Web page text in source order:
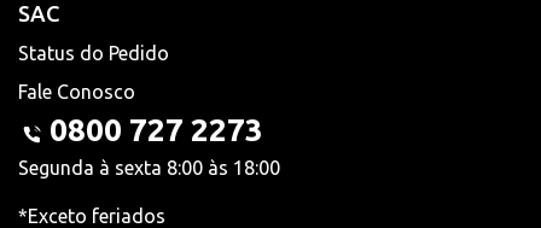
SAC
Status do Pedido
Fale Conosco
0800 727 2273
Segunda à sexta 8:00 às 18:00
*Exceto feriados